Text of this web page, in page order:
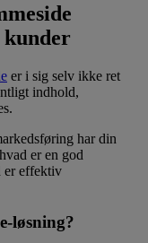
er i sig selv ikke ret
indhold,
har din
er en god
er effektiv
løsning?